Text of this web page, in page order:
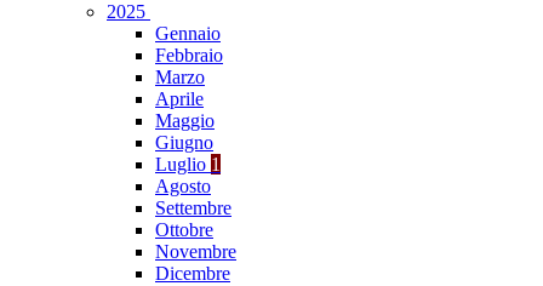
2025
Gennaio
Febbraio
Marzo
Aprile
Maggio
Giugno
Luglio 1
Agosto
Settembre
Ottobre
Novembre
Dicembre